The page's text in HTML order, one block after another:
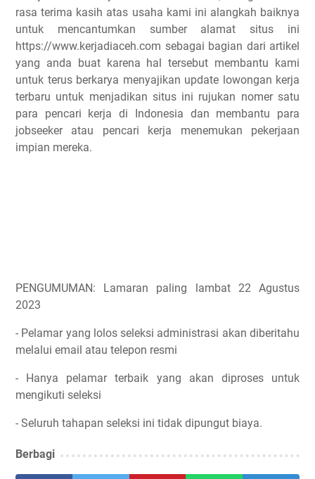
rasa terima kasih atas usaha kami ini alangkah baiknya
untuk mencantumkan sumber alamat situs ini
https://www.kerjadiaceh.com sebagai bagian dari artikel
yang anda buat karena hal tersebut membantu kami
untuk terus berkarya menyajikan update lowongan kerja
terbaru untuk menjadikan situs ini rujukan nomer satu
para pencari kerja di Indonesia dan membantu para
jobseeker atau pencari kerja menemukan pekerjaan
impian mereka.
PENGUMUMAN: Lamaran paling lambat 22 Agustus
2023
- Pelamar yang lolos seleksi administrasi akan diberitahu
melalui email atau telepon resmi
- Hanya pelamar terbaik yang akan diproses untuk
mengikuti seleksi
- Seluruh tahapan seleksi ini tidak dipungut biaya.
Berbagi